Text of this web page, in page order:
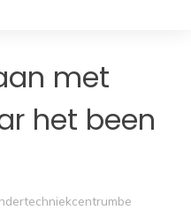
met
het been